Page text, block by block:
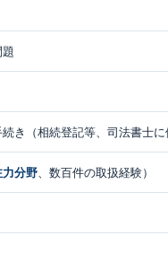
き（相続登記等、司法書士に
力分野 、数百件の取扱経験）